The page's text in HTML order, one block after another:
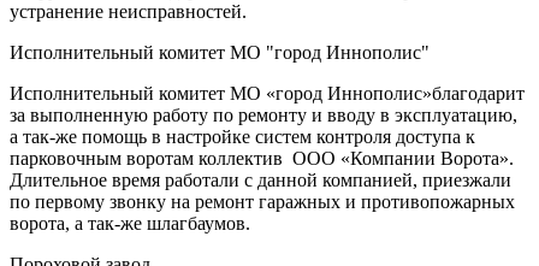
устранение неисправностей.
Исполнительный комитет МО "город Иннополис"
Исполнительный комитет МО «город Иннополис»благодарит
за выполненную работу по ремонту и вводу в эксплуатацию,
а так-же помощь в настройке систем контроля доступа к
парковочным воротам коллектив ООО «Компании Ворота».
Длительное время работали с данной компанией, приезжали
по первому звонку на ремонт гаражных и противопожарных
ворота, а так-же шлагбаумов.